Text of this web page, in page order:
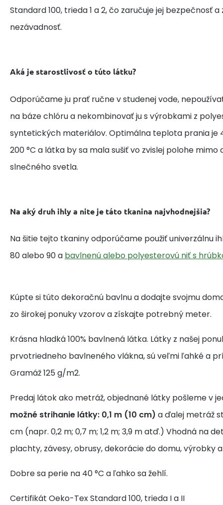
Standard 100, trieda 1 a 2, čo zaručuje jej bezpečnosť
nezávadnosť.
Aká je starostlivosť o túto látku?
Odporúčame ju prať ručne v studenej vode,
na báze chlóru a nekombinovať ju s výrobkami z
syntetických materiálov. Optimálna teplota prania je
200 °C a látka by sa mala sušiť vo zvislej polohe
slnečného svetla.
Na aký druh ihly a nite je táto tkanina najvhodnejšia?
Na šitie tejto tkaniny odporúčame použiť univerzálnu
80 alebo 90 a bavlnenú alebo polyesterovú niť s
Kúpte si túto dekoračnú bavlnu a dodajte svojmu
zo širokej ponuky vzorov a získajte potrebný meter.
Krásna hladká 100% bavlnená látka. Látky z našej
prvotriedneho bavlneného vlákna, sú veľmi ľahké a
Gramáž 125 g/m2.
Predaj látok ako metráž, objednané látky pošleme v
možné strihanie látky: 0,1 m (10 cm) a ďalej metráž
cm (napr. 0,2 m; 0,7 m; 1,2 m; 3,9 m atď.) Vhodná na
plachty, závesy, obrusy, dekorácie do domu, výrobky
Dobre sa perie na 40 °C a ľahko sa žehlí.
Certifikát Oeko-Tex Standard 100, trieda I a II